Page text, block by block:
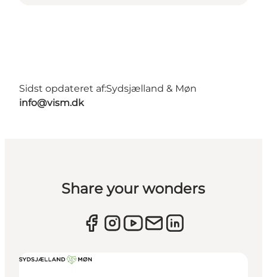
Sidst opdateret af:Sydsjælland & Møn
info@vism.dk
Share your wonders